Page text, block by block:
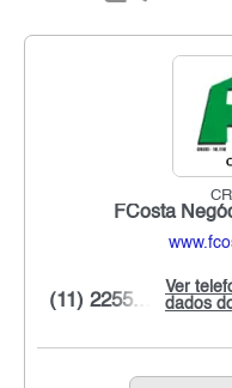
FCosta
Ver
dados
(11) 2255...